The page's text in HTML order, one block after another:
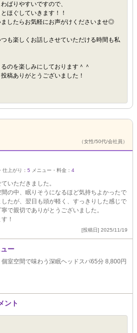
ばりやすいですので、
ほぐしていきます！！
したらお気軽にお声がけくださいませ◎
も楽しくお話しさせていただける時間も私
のを楽しみにしております＾＾
稿ありがとうございました！
（女性/50代/会社員）
仕上がり： 5 メニュー・料金： 4
いただきました。
の中、眠りそうになるほど気持ちよかったで
たが、翌日も頭が軽く、すっきりした感じで
で親切でありがとうございました。
！
[投稿日] 2025/11/19
ー
室空間で味わう深眠ヘッドスパ65分 8,800円
ント